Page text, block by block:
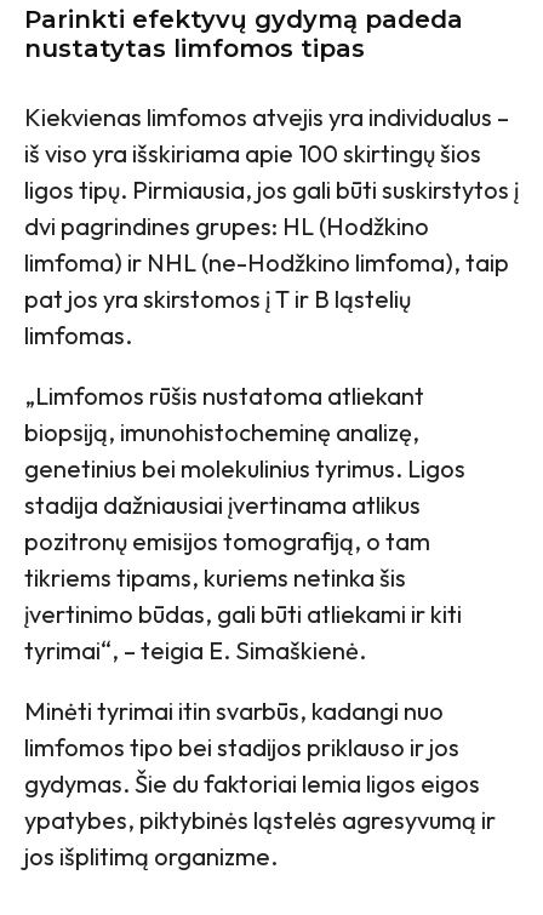
Parinkti efektyvų gydymą padeda
nustatytas limfomos tipas
Kiekvienas limfomos atvejis yra individualus –
iš viso yra išskiriama apie 100 skirtingų šios
ligos tipų. Pirmiausia, jos gali būti suskirstytos į
dvi pagrindines grupes: HL (Hodžkino
limfoma) ir NHL (ne-Hodžkino limfoma), taip
pat jos yra skirstomos į T ir B ląstelių
limfomas.
„Limfomos rūšis nustatoma atliekant
biopsiją, imunohistocheminę analizę,
genetinius bei molekulinius tyrimus. Ligos
stadija dažniausiai įvertinama atlikus
pozitronų emisijos tomografiją, o tam
tikriems tipams, kuriems netinka šis
įvertinimo būdas, gali būti atliekami ir kiti
tyrimai“, – teigia E. Simaškienė.
Minėti tyrimai itin svarbūs, kadangi nuo
limfomos tipo bei stadijos priklauso ir jos
gydymas. Šie du faktoriai lemia ligos eigos
ypatybes, piktybinės ląstelės agresyvumą ir
jos išplitimą organizme.